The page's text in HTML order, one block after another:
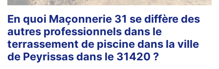
En quoi Maçonnerie 31 se diffère des
autres professionnels dans le
terrassement de piscine dans la ville
de Peyrissas dans le 31420 ?